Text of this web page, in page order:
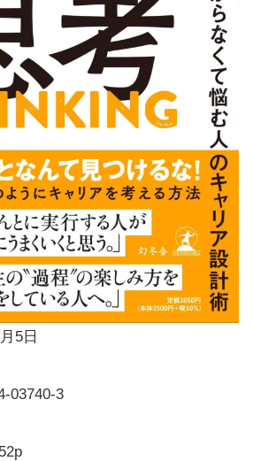
5日
03740-3